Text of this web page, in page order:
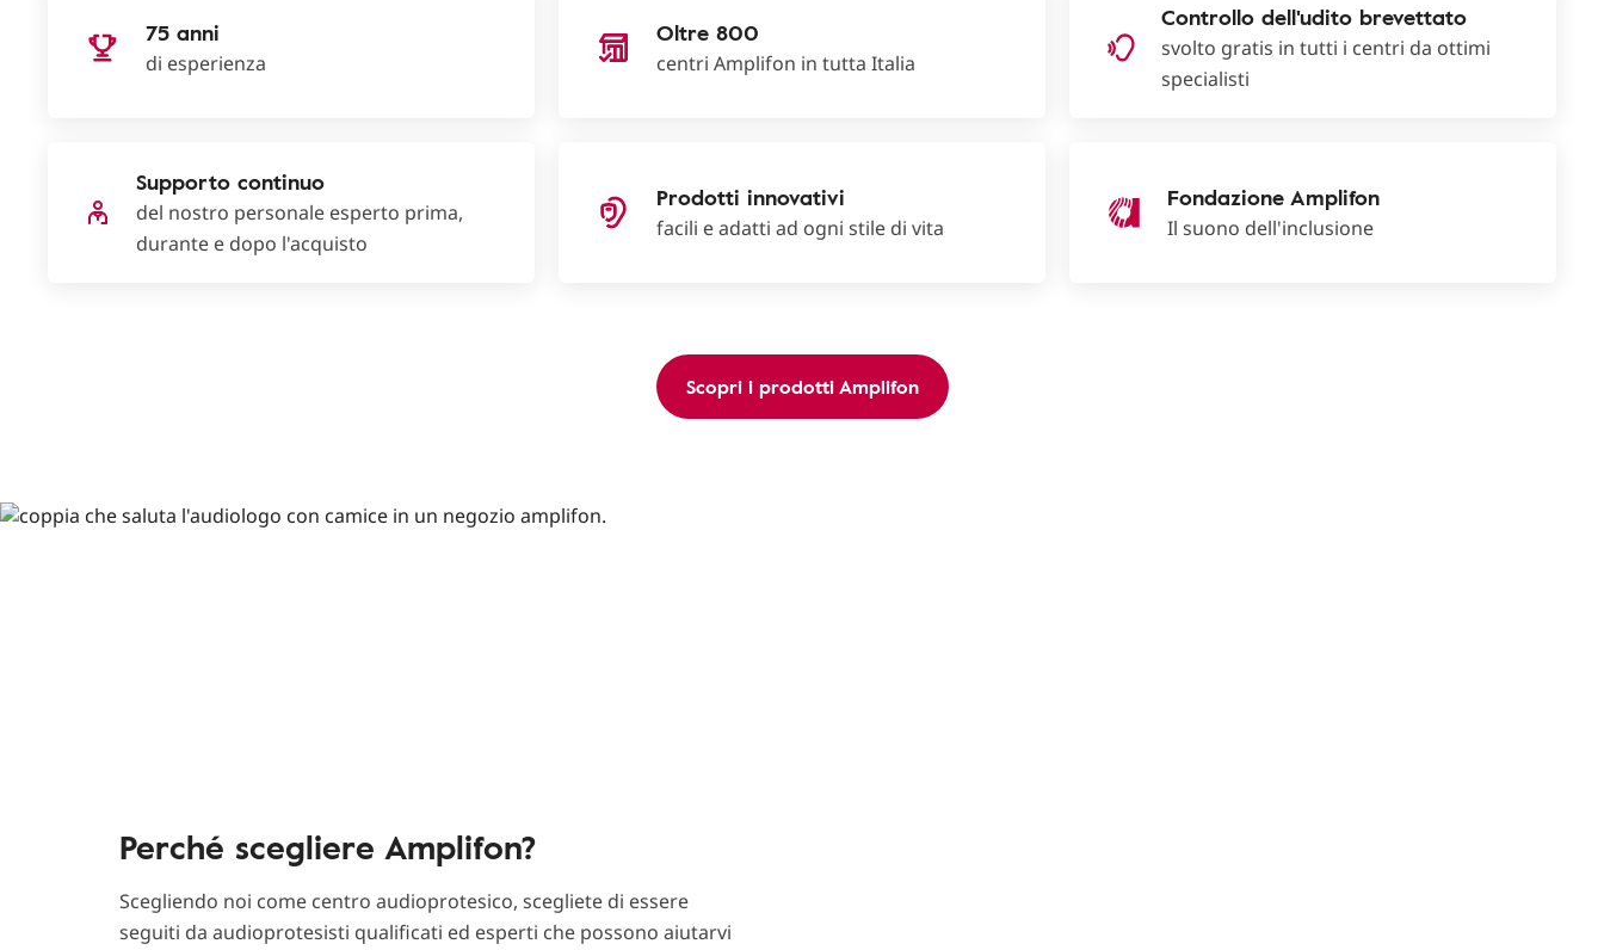
75 anni
di esperienza
Oltre 800
centri Amplifon in tutta Italia
Controllo dell'udito brevettato
svolto gratis in tutti i centri da ottimi
specialisti
Supporto continuo
del nostro personale esperto prima,
durante e dopo l'acquisto
Prodotti innovativi
facili e adatti ad ogni stile di vita
Fondazione Amplifon
Il suono dell'inclusione
Scopri i prodotti Amplifon
Perché scegliere Amplifon?
Scegliendo noi come centro audioprotesico, scegliete di essere
seguiti da audioprotesisti qualificati ed esperti che possono aiutarvi